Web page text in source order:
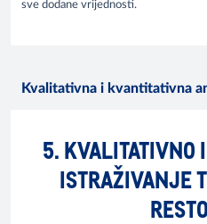
sve dodane vrijednosti.
Kvalitativna i kvantitativna
5. KVALITATIVNO
ISTRAŽIVANJE